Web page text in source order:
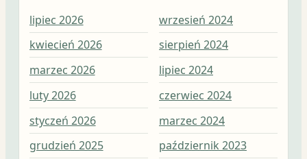
lipiec 2026
kwiecień 2026
marzec 2026
luty 2026
styczeń 2026
grudzień 2025
wrzesień 2024
sierpień 2024
lipiec 2024
czerwiec 2024
marzec 2024
październik 2023